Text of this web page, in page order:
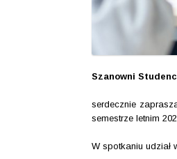
Szanowni
serdecznie
semestrze letnim
W spotkaniu udział